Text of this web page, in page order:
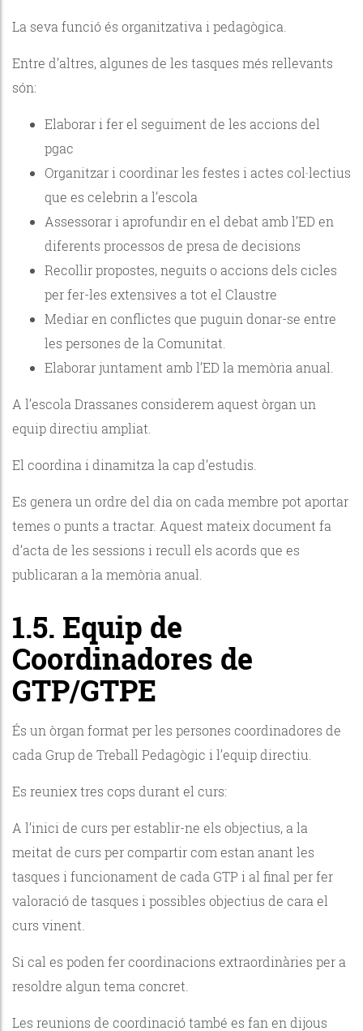
La seva funció és organitzativa i pedagògica.
Entre d’altres, algunes de les tasques més rellevants
són:
Elaborar i fer el seguiment de les accions del
pgac
Organitzar i coordinar les festes i actes col·lectius
que es celebrin a l’escola
Assessorar i aprofundir en el debat amb l’ED en
diferents processos de presa de decisions
Recollir propostes, neguits o accions dels cicles
per fer-les extensives a tot el Claustre
Mediar en conflictes que puguin donar-se entre
les persones de la Comunitat.
Elaborar juntament amb l’ED la memòria anual.
A l’escola Drassanes considerem aquest òrgan un
equip directiu ampliat.
El coordina i dinamitza la cap d’estudis.
Es genera un ordre del dia on cada membre pot aportar
temes o punts a tractar. Aquest mateix document fa
d’acta de les sessions i recull els acords que es
publicaran a la memòria anual.
1.5. Equip de
Coordinadores de
GTP/GTPE
És un òrgan format per les persones coordinadores de
cada Grup de Treball Pedagògic i l’equip directiu.
Es reuniex tres cops durant el curs:
A l’inici de curs per establir-ne els objectius, a la
meitat de curs per compartir com estan anant les
tasques i funcionament de cada GTP i al final per fer
valoració de tasques i possibles objectius de cara el
curs vinent.
Si cal es poden fer coordinacions extraordinàries per a
resoldre algun tema concret.
Les reunions de coordinació també es fan en dijous